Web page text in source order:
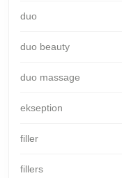
duo
duo beauty
duo massage
ekseption
filler
fillers